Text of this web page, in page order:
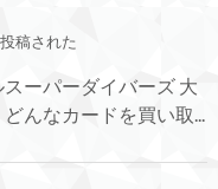
稿された
ーパーダイバーズ 大
んなカードを買い取...